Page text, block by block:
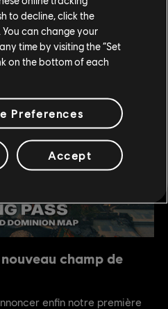
nous cherchons des
faire leurs premiers pas.
notre article dédié au
champ de
enfin notre première
to decline, click the
You can change your
time by visiting the “Set
on the bottom of each
Preferences
Accept